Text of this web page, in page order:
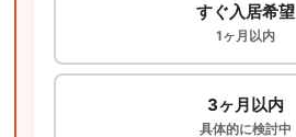
すぐ入居希望
1ヶ月以内
3ヶ月以内
具体的に検討中